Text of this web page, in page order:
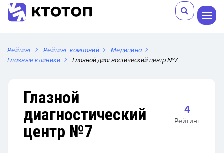
Рейтинг Рейтинг компаний
Медицина
Глазные клиники
Глазной диагностический центр №7
Глазной
диагностический
центр №7
4
Рейтинг